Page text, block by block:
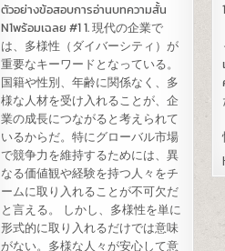
ตัวอย่างข้อสอบการอ่านบทความสั้น
N1พร้อมเฉลย #1 1. 現代の企業で
は、多様性（ダイバーシティ）が
重要なキーワードとなっている。
国籍や性別、年齢に関係なく、多
様な人材を受け入れることが、企
業の成長につながると考えられて
いるからだ。特にグローバル市場
で競争力を維持するためには、異
なる価値観や経験を持つ人々をチ
ームに取り入れることが不可欠だ
と言える。 しかし、多様性を単に
形式的に取り入れるだけでは意味
がない。多様な人々が安心して意